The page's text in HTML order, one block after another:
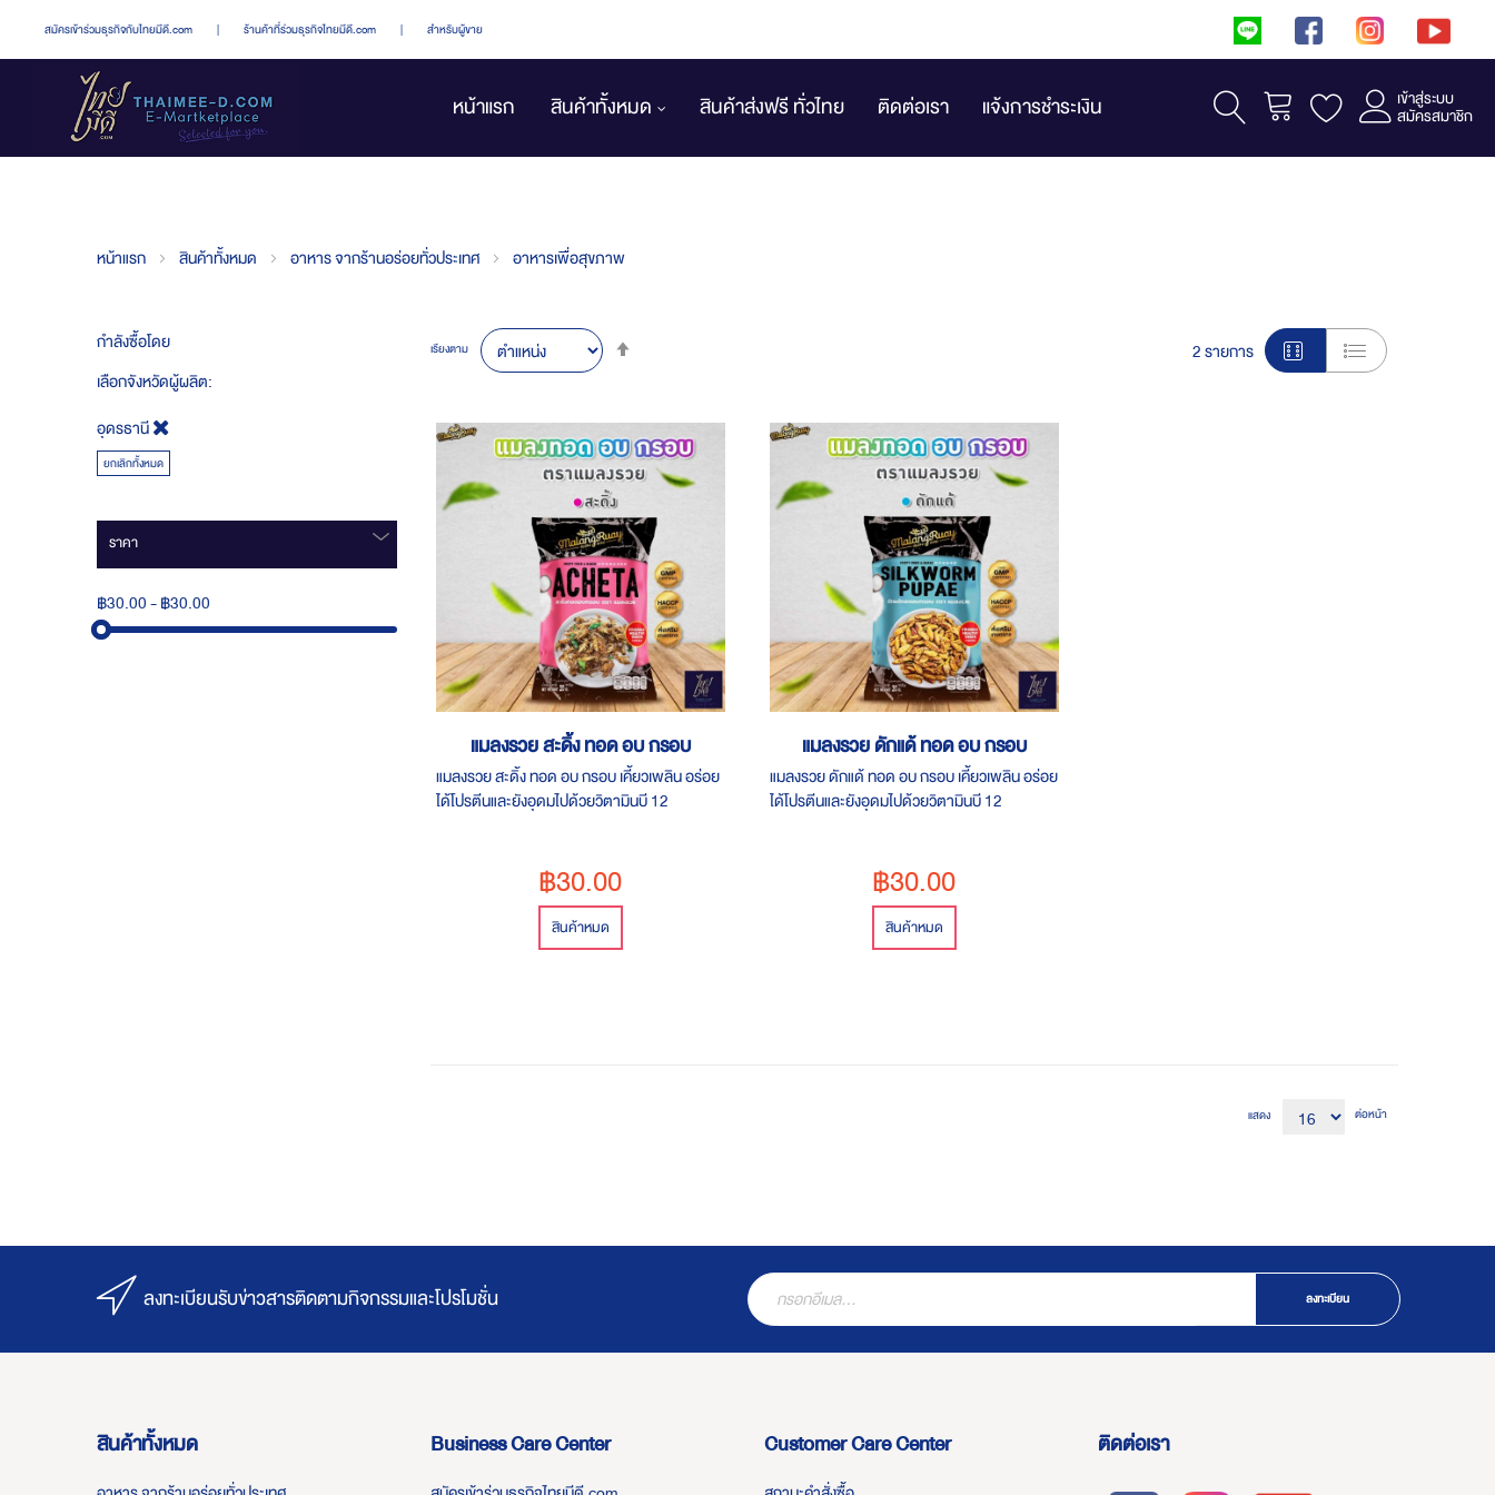
สมัครเข้าร่วมธุรกิจกับไทยมีดี.com | ร้านค้าที่ร่วมธุรกิจไทยมีดี.com | สำหรับผู้ขาย
หน้าแรก สินค้าทั้งหมด สินค้าส่งฟรี ทั่วไทย ติดต่อเรา แจ้งการชำระเงิน รถเข็น เข้าสู่ระบบ
สมัครสมาชิก
หน้าแรก สินค้าทั้งหมด อาหาร จากร้านอร่อยทั่วประเทศ อาหารเพื่อสุขภาพ
กำลังซื้อโดย
เลือกจังหวัดผู้ผลิต
อุดรธานี
ยกเลิกทั้งหมด
ราคา
฿30.00-฿30.00
View
2รายการ
เรียงตาม
Direction
แมลงรวย สะดิ้ง ทอด อบ กรอบ
แมลงรวย สะดิ้ง ทอด อบ กรอบ เคี้ยวเพลิน อร่อย
ได้โปรตีนและยังอุดมไปด้วยวิตามินบี 12
฿30.00
สินค้าหมด
แมลงรวย ดักแด้ ทอด อบ กรอบ
แมลงรวย ดักแด้ ทอด อบ กรอบ เคี้ยวเพลิน อร่อย
ได้โปรตีนและยังอุดมไปด้วยวิตามินบี 12
฿30.00
สินค้าหมด
แสดง ต่อหน้า
ลงทะเบียนรับข่าวสารติดตามกิจกรรมและโปรโมชั่น ลงทะเบียน
สินค้าทั้งหมด Business Care Center Customer Care Center ติดต่อเรา